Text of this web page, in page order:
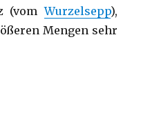
(vomWurzelsepp),
Mengen sehr